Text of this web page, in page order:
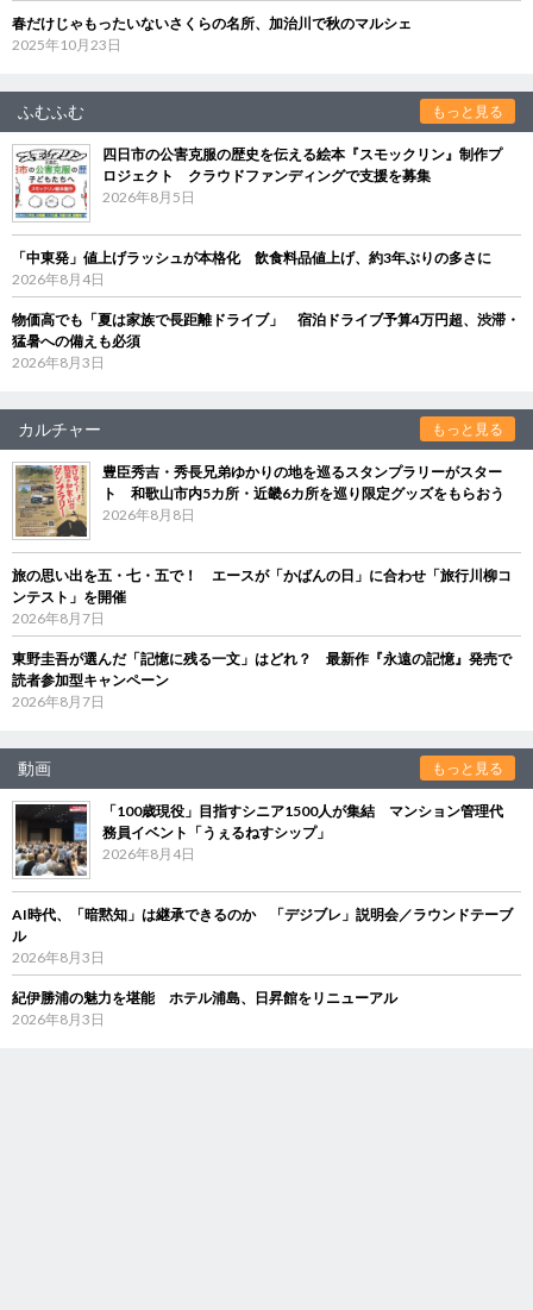
春だけじゃもったいないさくらの名所、加治川で秋のマルシェ
2025年10月23日
ふむふむ もっと見る
四日市の公害克服の歴史を伝える絵本『スモックリン』制作プ
ロジェクト クラウドファンディングで支援を募集
2026年8月5日
「中東発」値上げラッシュが本格化 飲食料品値上げ、約3年ぶりの多さに
2026年8月4日
物価高でも「夏は家族で長距離ドライブ」 宿泊ドライブ予算4万円超、渋滞・
猛暑への備えも必須
2026年8月3日
カルチャー もっと見る
豊臣秀吉・秀長兄弟ゆかりの地を巡るスタンプラリーがスター
ト 和歌山市内5カ所・近畿6カ所を巡り限定グッズをもらおう
2026年8月8日
旅の思い出を五・七・五で！ エースが「かばんの日」に合わせ「旅行川柳コ
ンテスト」を開催
2026年8月7日
東野圭吾が選んだ「記憶に残る一文」はどれ？ 最新作『永遠の記憶』発売で
読者参加型キャンペーン
2026年8月7日
動画 もっと見る
「100歳現役」目指すシニア1500人が集結 マンション管理代
務員イベント「うぇるねすシップ」
2026年8月4日
AI時代、「暗黙知」は継承できるのか 「デジブレ」説明会／ラウンドテーブ
ル
2026年8月3日
紀伊勝浦の魅力を堪能 ホテル浦島、日昇館をリニューアル
2026年8月3日